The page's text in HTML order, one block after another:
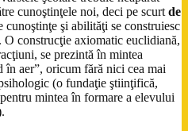
cunoştinţele noi, deci pe scurt de
cunoştinţe şi abilităţi se construiesc
construcţie axiomatic euclidiană,
se prezintă în mintea
aer”, oricum fără nici cea mai
(o fundaţie ştiinţifică,
mintea în formare a elevului